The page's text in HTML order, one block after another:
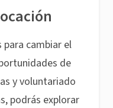
cambiar el
de
y voluntariado
podrás explorar